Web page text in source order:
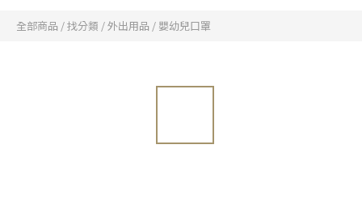
全部商品 /找分類 /外出用品 / 嬰幼兒口罩